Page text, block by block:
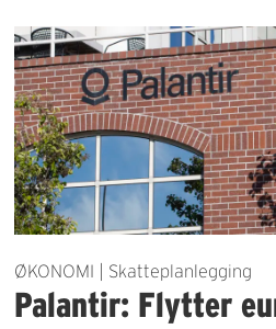
ØKONOMI | Skatteplanlegging
Palantir: Flytter